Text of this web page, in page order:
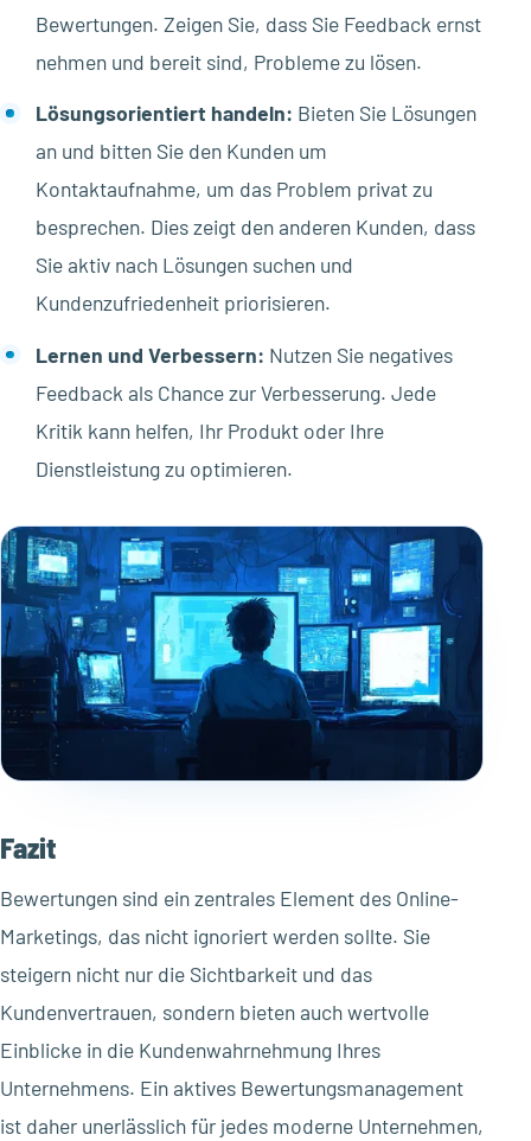
Bewertungen. Zeigen Sie, dass Sie Feedback ernst
nehmen und bereit sind, Probleme zu lösen.
Lösungsorientiert handeln: Bieten Sie Lösungen
an und bitten Sie den Kunden um
Kontaktaufnahme, um das Problem privat zu
besprechen. Dies zeigt den anderen Kunden, dass
Sie aktiv nach Lösungen suchen und
Kundenzufriedenheit priorisieren.
Lernen und Verbessern: Nutzen Sie negatives
Feedback als Chance zur Verbesserung. Jede
Kritik kann helfen, Ihr Produkt oder Ihre
Dienstleistung zu optimieren.
Fazit
Bewertungen sind ein zentrales Element des Online-
Marketings, das nicht ignoriert werden sollte. Sie
steigern nicht nur die Sichtbarkeit und das
Kundenvertrauen, sondern bieten auch wertvolle
Einblicke in die Kundenwahrnehmung Ihres
Unternehmens. Ein aktives Bewertungsmanagement
ist daher unerlässlich für jedes moderne Unternehmen,